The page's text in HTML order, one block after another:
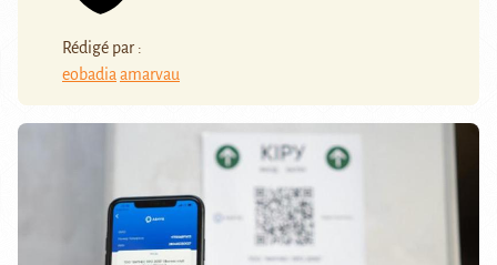
Rédigé par :
eobadia amarvau